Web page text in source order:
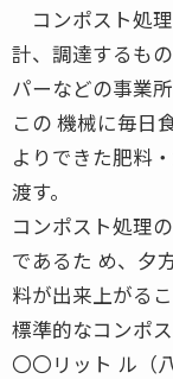
コンポスト処
計、調達するも
パーなどの事業
この 機械に毎日
よりできた肥料
渡す。
コンポスト処理
であるた め、夕
料が出来上がるこ
標準的なコンポ
〇〇リット ル（